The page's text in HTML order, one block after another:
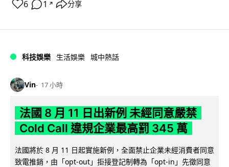
6 1 ↗ 分享
科技娛樂 生活娛樂 城中熱話
Vin 17 小時
法國 8 月 11 日出新例 未經同意嚴禁
Cold Call 違規企業最高罰 345 萬
法國將於 8 月 11 日起實施新例，全面禁止企業未經消費者同意
致電推銷，由「opt-out」拒接登記制轉為「opt-in」先徵同意